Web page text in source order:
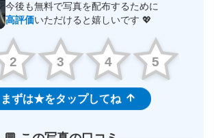
今後も無料で写真を配布するために
高評価いただけると嬉しいです 💖
2 3 4 5
まずは★をタップしてね